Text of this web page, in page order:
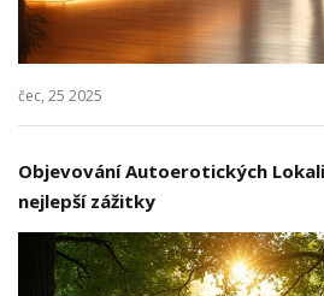
čec, 25 2025
Objevování Autoerotických
nejlepší zážitky